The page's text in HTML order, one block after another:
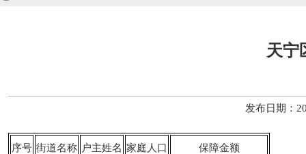
天宁
发布日期：
序号 街道名称 户主姓名 家庭人口 保障金额